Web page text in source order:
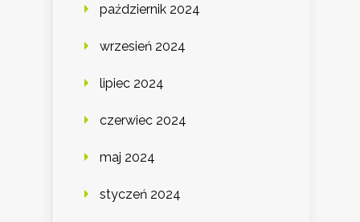
październik 2024
wrzesień 2024
lipiec 2024
czerwiec 2024
maj 2024
styczeń 2024